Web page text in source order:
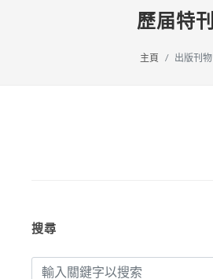
歷届特刊
主頁 出版刊物
搜尋